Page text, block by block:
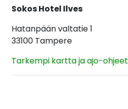
Sokos Hotel Ilves
Hatanpään valtatie 1
33100 Tampere
Tarkempi kartta ja ajo-ohjeet